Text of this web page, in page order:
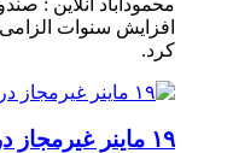
محمودآباد آنلاین :
افزایش سنوات
کرد.
۱۹ ماینر غیرمجاز در مازندران از مدار خارج شد